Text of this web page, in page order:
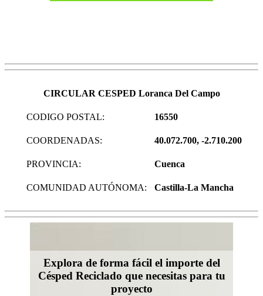
CIRCULAR CESPED Loranca Del Campo
CODIGO POSTAL: 16550
COORDENADAS: 40.072.700, -2.710.200
PROVINCIA: Cuenca
COMUNIDAD AUTÓNOMA: Castilla-La Mancha
Explora de forma fácil el importe del
Césped Reciclado que necesitas para tu
proyecto